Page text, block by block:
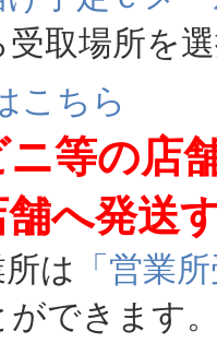
受取場所を
こちら
等の店
へ発送
は 「営業
ができます